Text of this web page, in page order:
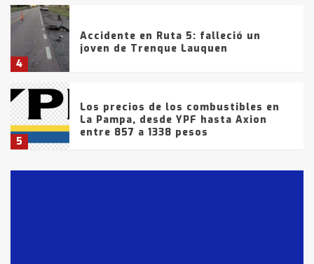
4
Accidente en Ruta 5: falleció un
joven de Trenque Lauquen
5
Los precios de los combustibles en
La Pampa, desde YPF hasta Axion
entre 857 a 1338 pesos